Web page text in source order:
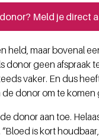
Meld je direct
held, maar bovenal
donor geen afspraak
vaker. En dus
de donor om te
donor aan toe.
is kort